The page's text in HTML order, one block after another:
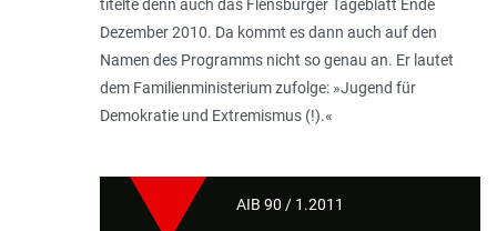
titelte denn auch das Flensburger Tageblatt Ende
Dezember 2010. Da kommt es dann auch auf den
Namen des Programms nicht so genau an. Er lautet
dem Familienministerium zufolge: »Jugend für
Demokratie und Extremismus (!).«
AIB 90 / 1.2011